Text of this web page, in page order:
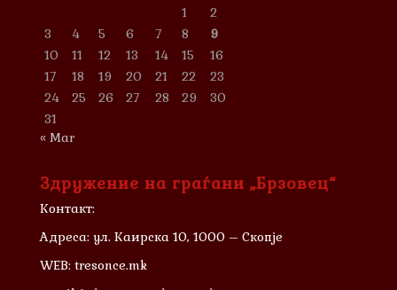
1
2
3
4 5 6 7 8
9
10
11 12 13 14 15
16
17
18 19 20 21 22
23
24
25 26 27 28 29
30
31
« Mar
Здружение на граѓани „Брзовец“
Контакт:
Адреса: ул. Каирска 10, 1000 – Скопје
WEB: tresonce.mk